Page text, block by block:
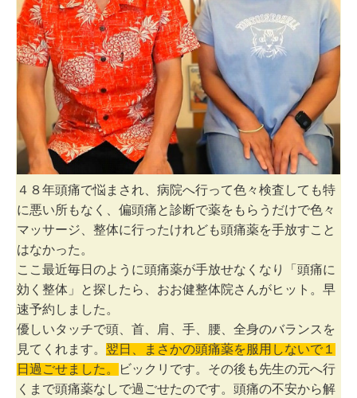
４８年頭痛で悩まされ、病院へ行って色々検査しても特
に悪い所もなく、偏頭痛と診断で薬をもらうだけで色々
マッサージ、整体に行ったけれども頭痛薬を手放すこと
はなかった。
ここ最近毎日のように頭痛薬が手放せなくなり「頭痛に
効く整体」と探したら、おお健整体院さんがヒット。早
速予約しました。
優しいタッチで頭、首、肩、手、腰、全身のバランスを
見てくれます。 翌日、まさかの頭痛薬を服用しないで１
日過ごせました。
ビックリです。その後も先生の元へ行
くまで頭痛薬なしで過ごせたのです。頭痛の不安から解